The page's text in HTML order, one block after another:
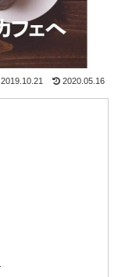
2019.10.21 2020.05.16